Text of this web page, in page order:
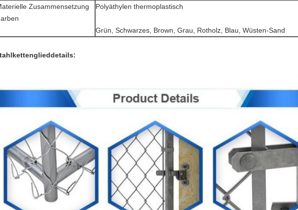
Zusammensetzung
Polyäthylen thermoplastisch
Grün, Schwarzes, Brown, Grau, Rotholz, Blau, Wüsten-Sand